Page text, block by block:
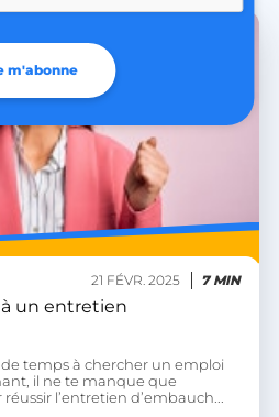
21 FÉVR. 2025 7 MIN
à un entretien
temps à chercher un emploi
il ne te manque que
l’entretien d’embauch...
m'abonne
.heyme.care
Services Limited
.accounts.livechatinc.com